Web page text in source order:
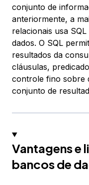
conjunto de
anteriormente, a
relacionais usa
dados. O SQL
resultados da
cláusulas,
controle fino sobre
conjunto de
Vantagens e
bancos de